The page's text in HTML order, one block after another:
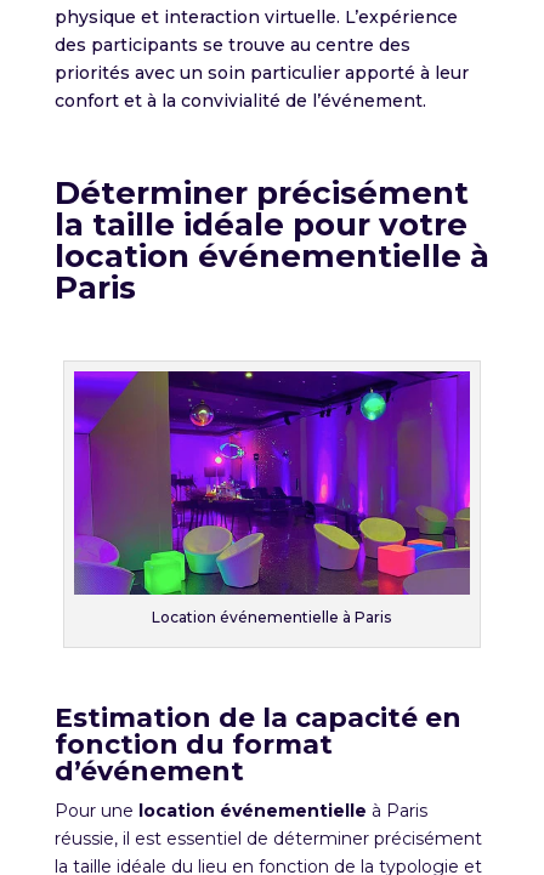
physique et interaction virtuelle. L’expérience
des participants se trouve au centre des
priorités avec un soin particulier apporté à leur
confort et à la convivialité de l’événement.
Déterminer précisément
la taille idéale pour votre
location événementielle à
Paris
Location événementielle à Paris
Estimation de la capacité en
fonction du format
d’événement
Pour une location événementielle à Paris
réussie, il est essentiel de déterminer précisément
la taille idéale du lieu en fonction de la typologie et